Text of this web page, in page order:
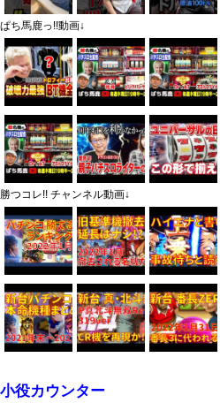
ぱち馬鹿っ!!動画↓
勝つコレ!! チャンネル動画↓
小役カウンター